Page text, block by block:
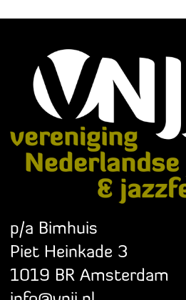
p/a Bimhuis
Piet Heinkade 3
1019 BR Amsterdam